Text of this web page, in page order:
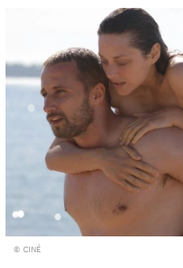
© CINÉ